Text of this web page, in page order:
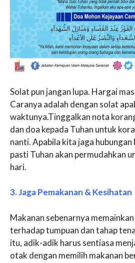
Solat pun jangan lupa. Hargai
Caranya adalah dengan solat
waktunya.Tinggalkan nota
dan doa kepada Tuhan untuk
nanti. Apabila kita jaga
pasti Tuhan akan permudahkan
hari.
3. Jaga Pemakanan & Kesihatan
Makanan sebenarnya
terhadap tumpuan dan tahap
itu, adik-adik harus sentiasa
otak dengan memilih makanan